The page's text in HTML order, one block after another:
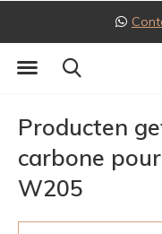
Producten
carbone
W205